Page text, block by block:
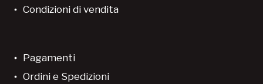
Condizioni di vendita
Pagamenti
Ordini e Spedizioni